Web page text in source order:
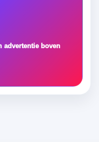
advertentie boven